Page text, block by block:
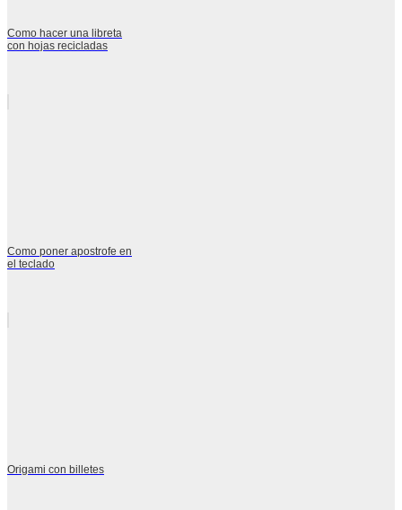
Como hacer una libreta
con hojas recicladas
Como poner apostrofe en
el teclado
Origami con billetes